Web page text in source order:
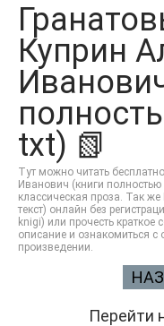
ЗАКЛАДКИ
Куприн
txt) 📗
Тут можно читать
Иванович (книги
классическая проза. Так
текст) онлайн без
knigi) или прочесть
описание и ознакомиться
произведении.
Перейти